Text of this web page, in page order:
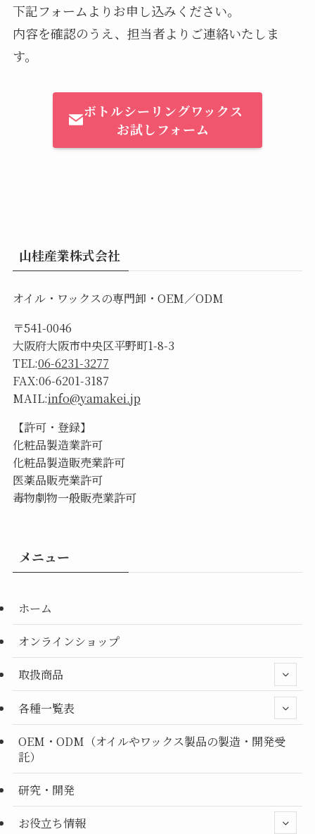
下記フォームよりお申し込みください。
内容を確認のうえ、担当者よりご連絡いたしま
す。
ボトルシーリングワックス
お試しフォーム
山桂産業株式会社
オイル・ワックスの専門卸・OEM／ODM
〒541-0046
大阪府大阪市中央区平野町1-8-3
TEL:06-6231-3277
FAX:06-6201-3187
MAIL:info@yamakei.jp
【許可・登録】
化粧品製造業許可
化粧品製造販売業許可
医薬品販売業許可
毒物劇物一般販売業許可
メニュー
ホーム
オンラインショップ
取扱商品
各種一覧表
OEM・ODM（オイルやワックス製品の製造・開発受
託）
研究・開発
お役立ち情報